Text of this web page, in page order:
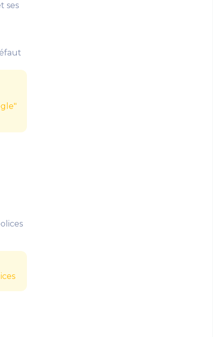
ses